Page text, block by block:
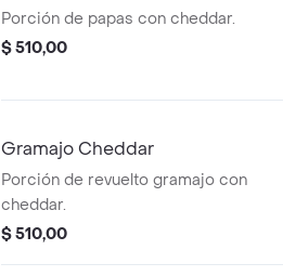
Porción de papas con cheddar.
$ 510,00
Gramajo Cheddar
Porción de revuelto gramajo con
cheddar.
$ 510,00